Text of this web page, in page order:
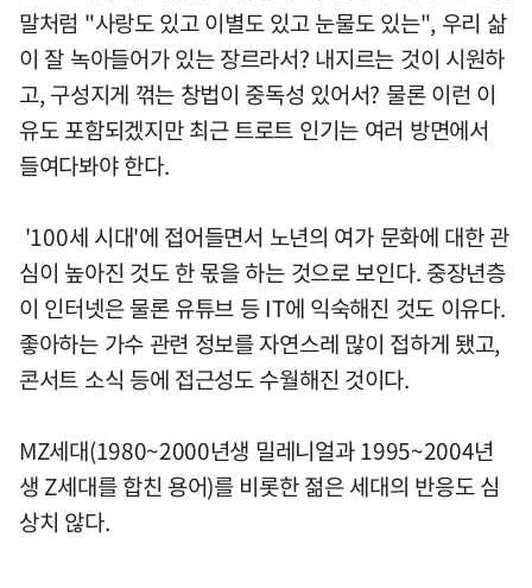
말처럼 "사랑도 있고 이별도 있고 눈물도 있는", 우리 삶
이 잘 녹아들어가 있는 장르라서? 내지르는 것이 시원하
고, 구성지게 꺾는 창법이 중독성 있어서? 물론 이런 이
유도 포함되겠지만 최근 트로트 인기는 여러 방면에서
들여다봐야 한다.
'100세 시대'에 접어들면서 노년의 여가 문화에 대한 관
심이 높아진 것도 한 몫을 하는 것으로 보인다. 중장년층
이 인터넷은 물론 유튜브 등 IT에 익숙해진 것도 이유다.
좋아하는 가수 관련 정보를 자연스레 많이 접하게 됐고,
콘서트 소식 등에 접근성도 수월해진 것이다.
MZ세대(1980~2000년생 밀레니얼과 1995~2004년
생 Z세대를 합친 용어)를 비롯한 젊은 세대의 반응도 심
상치 않다.